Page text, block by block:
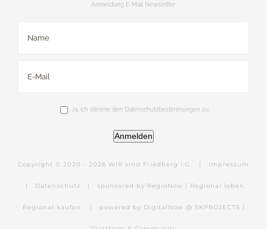
Anmeldung E-Mail Newsletter
Ja, ich stimme den Datenschutzbestimmungen zu.
Anmelden
Copyright © 2020 - 2026 WIR sind Friedberg i.G. | Impressum
| Datenschutz | sponsored by RegioNow | Regional leben.
Regional kaufen. | powered by DigitalNow @ SKPROJECTS |